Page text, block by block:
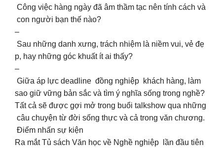
Công việc hàng ngày đã âm thầm tạc nên tính cách và
con người bạn thế nào?
–
Sau những danh xưng, trách nhiệm là niềm vui, vẻ đẹ
p, hay những góc khuất ít ai thấy?
–
Giữa áp lực deadline đồng nghiệp khách hàng, làm
sao giữ vững bản sắc và tìm ý nghĩa sống trong nghề?
Tất cả sẽ được gợi mở trong buổi talkshow qua những
câu chuyện từ đời sống thực và cả trong văn chương.
Điểm nhấn sự kiện
Ra mắt Tủ sách Văn học về Nghề nghiệp lần đầu tiên